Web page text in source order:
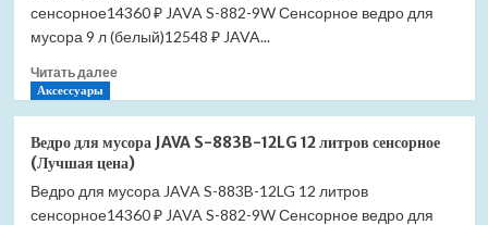
S-
883B-
12
сенсорное
(Лучшая
цена)
сенсорное14360 ₽ JAVA S-882-9W Сенсорное ведро для
мусора 9 л (белый)12548 ₽ JAVA...
Читать далееПрочитать
для
мусора
JAVA
S-
Аксессуары
Ведро для мусора JAVA S-883B-12LG 12 литров сенсорное
(Лучшая цена)
Ведро для мусора JAVA S-883B-12LG 12 литров
сенсорное14360 ₽ JAVA S-882-9W Сенсорное ведро для